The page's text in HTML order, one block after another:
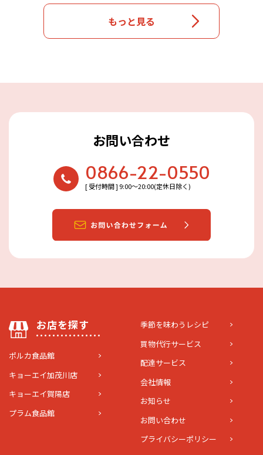
もっと見る
お問い合わせ
0866-22-0550
[ 受付時間 ] 9:00〜20:00(定休日除く)
お店を探す
ポルカ食品館
キョーエイ加茂川店
キョーエイ賀陽店
プラム食品館
季節を味わうレシピ
買物代行サービス
配達サービス
会社情報
お知らせ
お問い合わせ
プライバシーポリシー